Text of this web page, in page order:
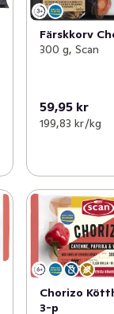
Färskkorv
300 g, Scan
59,95 kr
199,83 kr /kg
Chorizo
3-p